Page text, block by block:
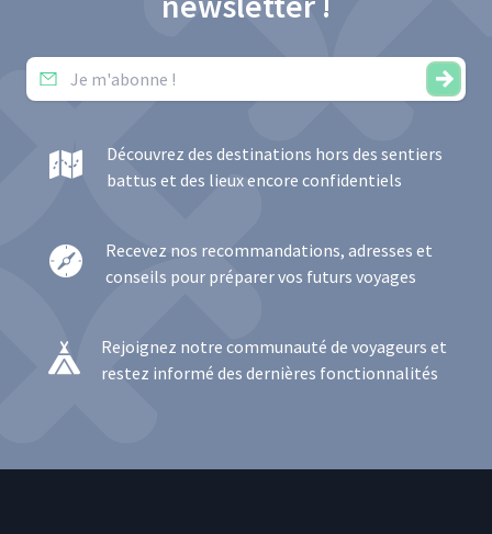
Découvrez des destinations hors des sentiers
battus et des lieux encore confidentiels
Recevez nos recommandations, adresses et
conseils pour préparer vos futurs voyages
Rejoignez notre communauté de voyageurs et
restez informé des dernières fonctionnalités